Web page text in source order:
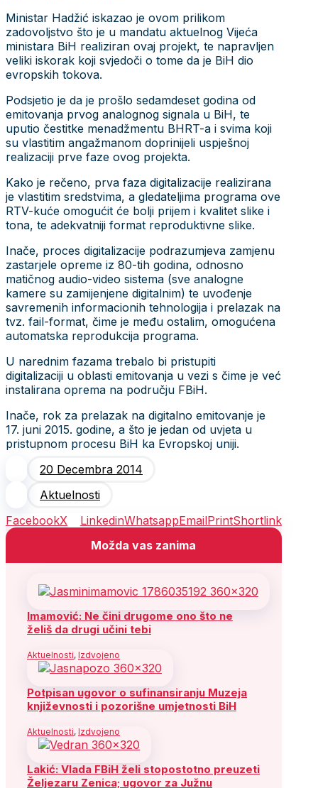
Ministar Hadžić iskazao je ovom prilikom
zadovoljstvo što je u mandatu aktuelnog Vijeća
ministara BiH realiziran ovaj projekt, te napravljen
veliki iskorak koji svjedoči o tome da je BiH dio
evropskih tokova.
Podsjetio je da je prošlo sedamdeset godina od
emitovanja prvog analognog signala u BiH, te
uputio čestitke menadžmentu BHRT-a i svima koji
su vlastitim angažmanom doprinijeli uspješnoj
realizaciji prve faze ovog projekta.
Kako je rečeno, prva faza digitalizacije realizirana
je vlastitim sredstvima, a gledateljima programa ove
RTV-kuće omogućit će bolji prijem i kvalitet slike i
tona, te adekvatniji format reproduktivne slike.
Inače, proces digitalizacije podrazumjeva zamjenu
zastarjele opreme iz 80-tih godina, odnosno
matičnog audio-video sistema (sve analogne
kamere su zamijenjene digitalnim) te uvođenje
savremenih informacionih tehnologija i prelazak na
tvz. fail-format, čime je među ostalim, omogućena
automatska reprodukcija programa.
U narednim fazama trebalo bi pristupiti
digitalizaciji u oblasti emitovanja u vezi s čime je već
instalirana oprema na području FBiH.
Inače, rok za prelazak na digitalno emitovanje je
17. juni 2015. godine, a što je jedan od uvjeta u
pristupnom procesu BiH ka Evropskoj uniji.
20 Decembra 2014
Aktuelnosti
FacebookX LinkedinWhatsappEmailPrintShortlink
Možda vas zanima
Imamović: Ne čini drugome ono što ne
želiš da drugi učini tebi
Aktuelnosti, Izdvojeno
Potpisan ugovor o sufinansiranju Muzeja
književnosti i pozorišne umjetnosti BiH
Aktuelnosti, Izdvojeno
Lakić: Vlada FBiH želi stopostotno preuzeti
Željezaru Zenica; ugovor za Južnu